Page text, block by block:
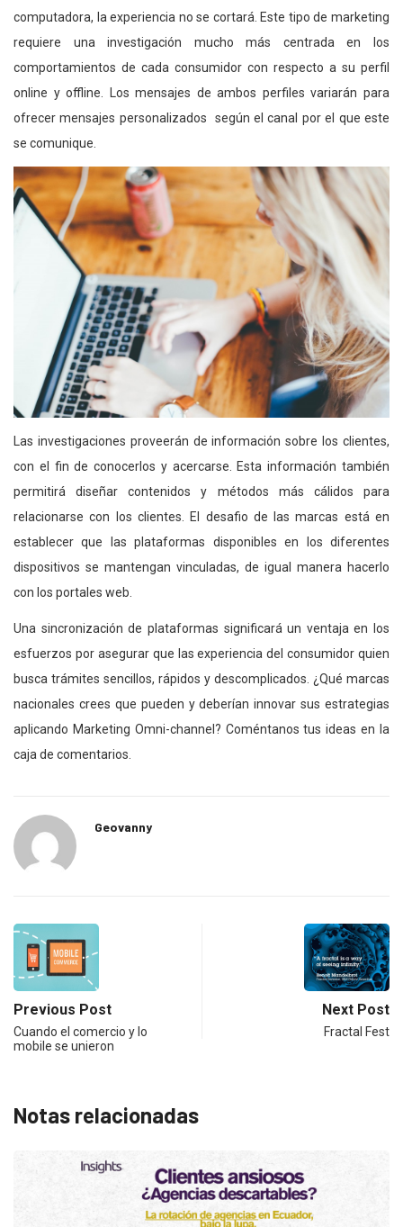
computadora, la experiencia no se cortará. Este tipo de marketing
requiere una investigación mucho más centrada en los
comportamientos de cada consumidor con respecto a su perfil
online y offline. Los mensajes de ambos perfiles variarán para
ofrecer mensajes personalizados según el canal por el que este
se comunique.
Las investigaciones proveerán de información sobre los clientes,
con el fin de conocerlos y acercarse. Esta información también
permitirá diseñar contenidos y métodos más cálidos para
relacionarse con los clientes. El desafio de las marcas está en
establecer que las plataformas disponibles en los diferentes
dispositivos se mantengan vinculadas, de igual manera hacerlo
con los portales web.
Una sincronización de plataformas significará un ventaja en los
esfuerzos por asegurar que las experiencia del consumidor quien
busca trámites sencillos, rápidos y descomplicados. ¿Qué marcas
nacionales crees que pueden y deberían innovar sus estrategias
aplicando Marketing Omni-channel? Coméntanos tus ideas en la
caja de comentarios.
Geovanny
Previous Post
Cuando el comercio y lo
mobile se unieron
Next Post
Fractal Fest
Notas relacionadas